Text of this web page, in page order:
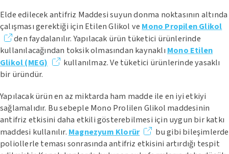
Elde edilecek antifriz Maddesi suyun donma noktasının altında
çalışması gerektiği için Etilen Glikol ve Mono Propilen Glikol
den faydalanılır. Yapılacak ürün tüketici ürünlerinde
kullanılacağından toksik olmasından kaynaklı Mono Etilen
Glikol (MEG)
kullanılmaz. Ve tüketici ürünlerinde yasaklı
bir üründür.
Yapılacak ürün en az miktarda ham madde ile en iyi etkiyi
sağlamalıdır. Bu sebeple Mono Prolilen Glikol maddesinin
antifriz etkisini daha etkili gösterebilmesi için uygun bir katkı
maddesi kullanılır. Magnezyum Klorür
bu gibi bileşimlerde
poliollerle teması sonrasında antifriz etkisini artırdığı tespit